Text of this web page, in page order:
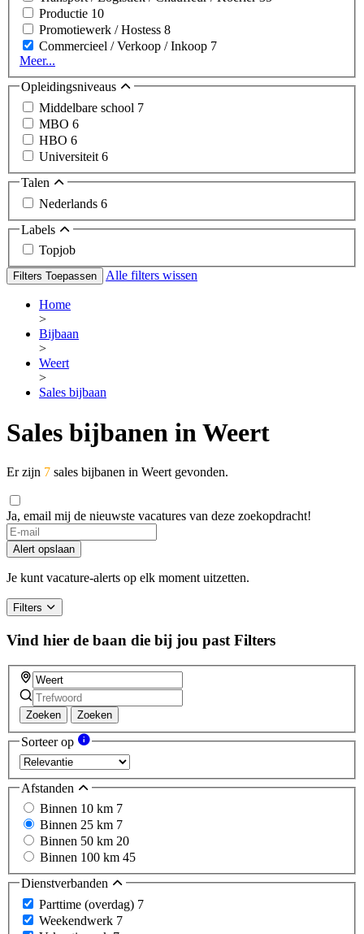
Productie 10
Promotiewerk / Hostess 8
Commercieel / Verkoop / Inkoop 7
Meer...
Opleidingsniveaus
Middelbare school 7
MBO 6
HBO 6
Universiteit 6
Talen
Nederlands 6
Labels
Topjob
Filters Toepassen Alle filters wissen
Home
>
Bijbaan
>
Weert
>
Sales bijbaan
Sales bijbanen in Weert
Er zijn 7 sales bijbanen in Weert gevonden.
Ja, email mij de nieuwste vacatures van deze zoekopdracht!
Alert opslaan
Je kunt vacature-alerts op elk moment uitzetten.
Filters
Vind hier de baan die bij jou past Filters
Zoeken Zoeken
Sorteer op
Afstanden
Binnen 10 km 7
Binnen 25 km 7
Binnen 50 km 20
Binnen 100 km 45
Dienstverbanden
Parttime (overdag) 7
Weekendwerk 7